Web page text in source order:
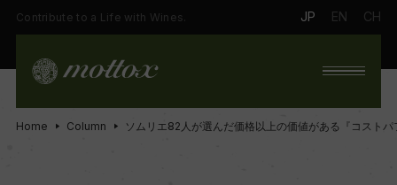
Contribute to a Life with Wines. JP EN CH
Home Column ソムリエ82人が選んだ価格以上の価値がある『コスト